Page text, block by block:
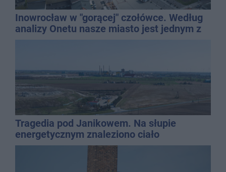
Inowrocław w "gorącej" czołówce. Według
analizy Onetu nasze miasto jest jednym z
Tragedia pod Janikowem. Na słupie
energetycznym znaleziono ciało
mężczyzny